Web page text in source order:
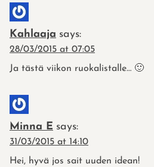
Kahlaaja says:
28/03/2015 at 07:05
Ja tästä viikon ruokalistalle… 🙂
Minna E says:
31/03/2015 at 14:10
Hei, hyvä jos sait uuden idean!